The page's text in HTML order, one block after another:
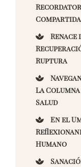
Ruptura
La
Salud
En el
Humano